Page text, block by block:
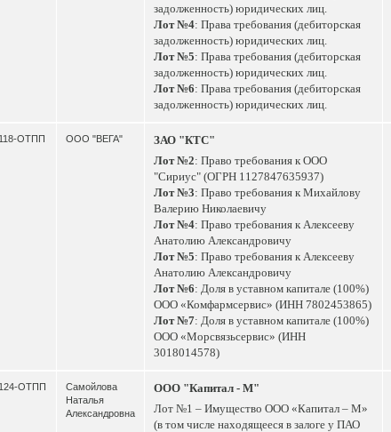
задолженность) юридических лиц.
Лот №4: Права требования (дебиторская
задолженность) юридических лиц.
Лот №5: Права требования (дебиторская
задолженность) юридических лиц.
Лот №6: Права требования (дебиторская
задолженность) юридических лиц.
ОТПП ООО "ВЕГА"
ЗАО "КТС"
Лот №2: Право требования к ООО
"Сириус" (ОГРН 1127847635937)
Лот №3: Право требования к Михайлову
Валерию Николаевичу
Лот №4: Право требования к Алексееву
Анатолию Александровичу
Лот №5: Право требования к Алексееву
Анатолию Александровичу
Лот №6: Доля в уставном капитале (100%)
ООО «Комфармсервис» (ИНН 7802453865)
Лот №7: Доля в уставном капитале (100%)
ООО «Морсвязьсервис» (ИНН
3018014578)
ОТПП
Самойлова
Наталья
Александровна
ООО "Капитал - М"
Лот №1 – Имущество ООО «Капитал – М»
(в том числе находящееся в залоге у ПАО